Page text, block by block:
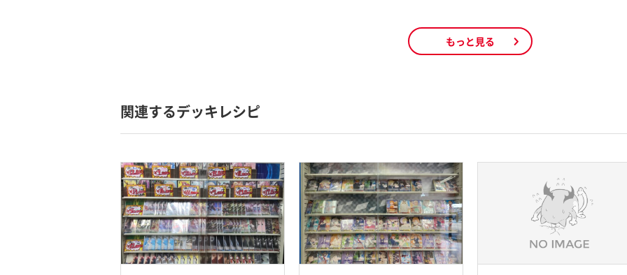
もっと見る
関連するデッキレシピ